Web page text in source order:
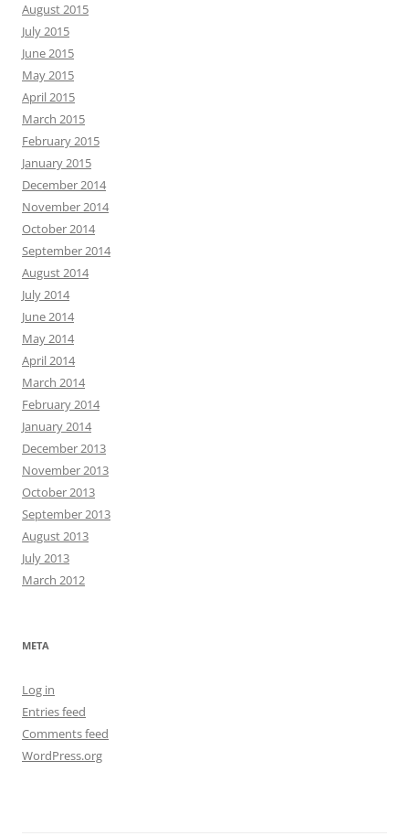
August 2015
July 2015
June 2015
May 2015
April 2015
March 2015
February 2015
January 2015
December 2014
November 2014
October 2014
September 2014
August 2014
July 2014
June 2014
May 2014
April 2014
March 2014
February 2014
January 2014
December 2013
November 2013
October 2013
September 2013
August 2013
July 2013
March 2012
META
Log in
Entries feed
Comments feed
WordPress.org